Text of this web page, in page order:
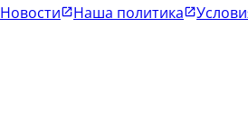
Новости Наша политика